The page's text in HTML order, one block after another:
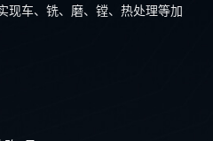
现车、铣、磨、镗、热处理等加